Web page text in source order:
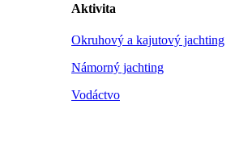
Aktivita
Okruhový a kajutový jachting
Námorný jachting
Vodáctvo